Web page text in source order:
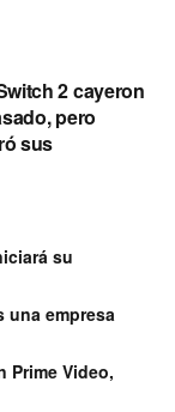
2 cayeron
pero
sus
su
una empresa
Prime Video,